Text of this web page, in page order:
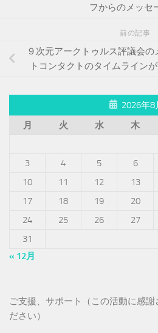
フからのメッセ
前の記事
９次元アークトゥルス評議会
トコンタクトのタイムライン
2026年8
月
火 水 木
3
4 5 6
10
11 12 13
17
18 19 20
24
25 26 27
31
« 12月
ご支援、サポート（この活動に感謝
ださい）